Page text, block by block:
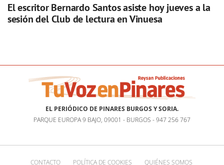
El escritor Bernardo Santos asiste hoy jueves a la
sesión del Club de lectura en Vinuesa
EL PERIÓDICO DE PINARES BURGOS Y SORIA.
PARQUE EUROPA 9 BAJO, 09001 - BURGOS - 947 256 767
CONTACTO POLÍTICA DE COOKIES QUIÉNES SOMOS